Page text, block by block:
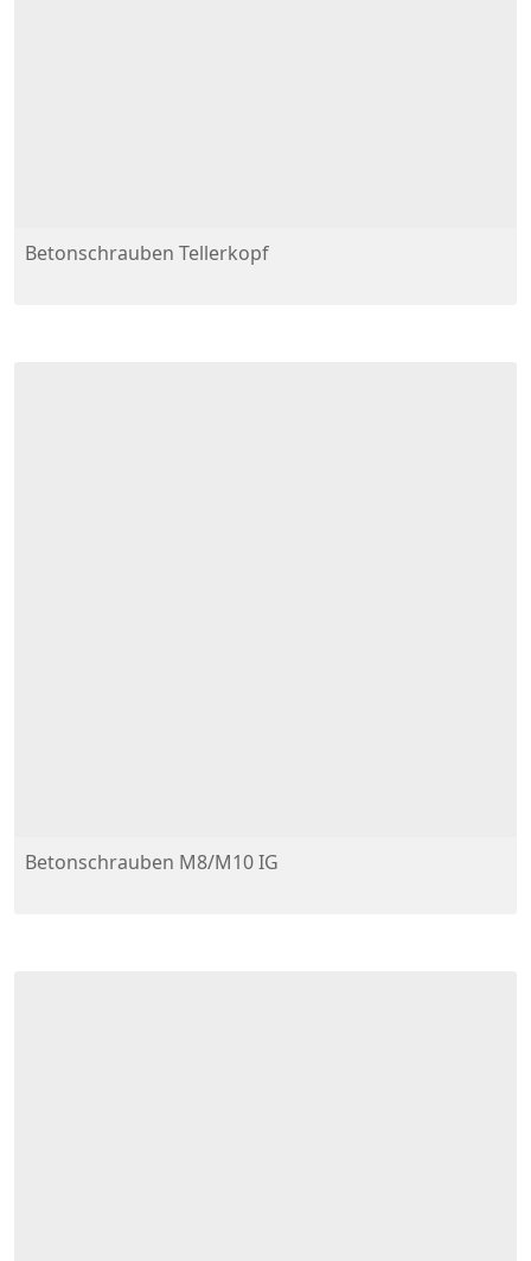
Betonschrauben Tellerkopf
Betonschrauben M8/M10 IG